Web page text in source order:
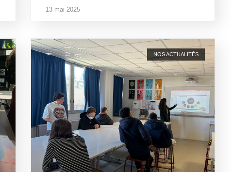
13 mai 2025
NOS ACTUALITÉS